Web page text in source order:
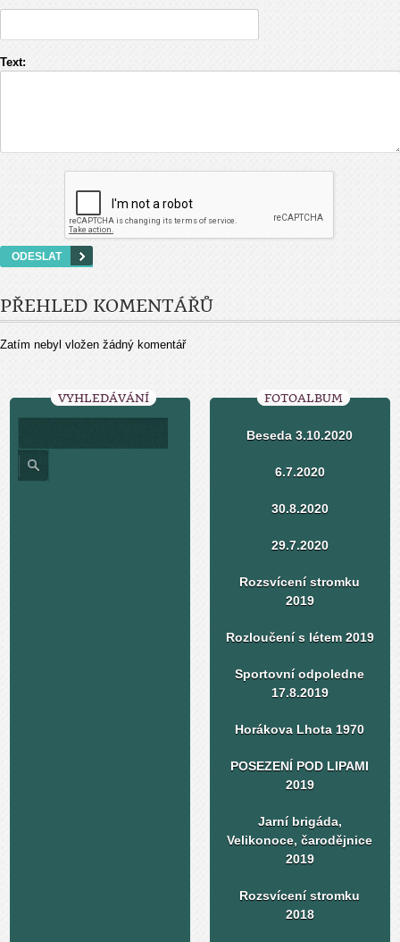
Text:
PŘEHLED KOMENTÁŘŮ
Zatím nebyl vložen žádný komentář
VYHLEDÁVÁNÍ FOTOALBUM
Beseda 3.10.2020
6.7.2020
30.8.2020
29.7.2020
Rozsvícení stromku
2019
Rozloučení s létem 2019
Sportovní odpoledne
17.8.2019
Horákova Lhota 1970
POSEZENÍ POD LIPAMI
2019
Jarní brigáda,
Velikonoce, čarodějnice
2019
Rozsvícení stromku
2018